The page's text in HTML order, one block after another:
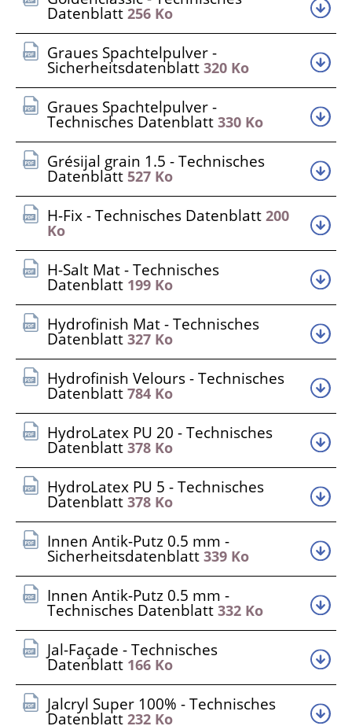
Datenblatt 256 Ko
Graues Spachtelpulver -
Sicherheitsdatenblatt 320 Ko
Graues Spachtelpulver -
Technisches Datenblatt 330 Ko
Grésijal grain 1.5 - Technisches
Datenblatt 527 Ko
H-Fix - Technisches Datenblatt 200
Ko
H-Salt Mat - Technisches
Datenblatt 199 Ko
Hydrofinish Mat - Technisches
Datenblatt 327 Ko
Hydrofinish Velours - Technisches
Datenblatt 784 Ko
HydroLatex PU 20 - Technisches
Datenblatt 378 Ko
HydroLatex PU 5 - Technisches
Datenblatt 378 Ko
Innen Antik-Putz 0.5 mm -
Sicherheitsdatenblatt 339 Ko
Innen Antik-Putz 0.5 mm -
Technisches Datenblatt 332 Ko
Jal-Façade - Technisches
Datenblatt 166 Ko
Jalcryl Super 100% - Technisches
Datenblatt 232 Ko